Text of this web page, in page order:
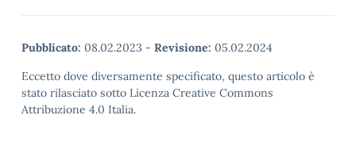
Pubblicato: 08.02.2023 - Revisione: 05.02.2024
Eccetto dove diversamente specificato, questo articolo è
stato rilasciato sotto Licenza Creative Commons
Attribuzione 4.0 Italia.